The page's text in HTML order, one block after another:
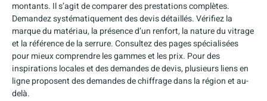
montants. Il s’agit de comparer des prestations complètes.
Demandez systématiquement des devis détaillés. Vérifiez la
marque du matériau, la présence d’un renfort, la nature du vitrage
et la référence de la serrure. Consultez des pages spécialisées
pour mieux comprendre les gammes et les prix. Pour des
inspirations locales et des demandes de devis, plusieurs liens en
ligne proposent des demandes de chiffrage dans la région et au-
delà.